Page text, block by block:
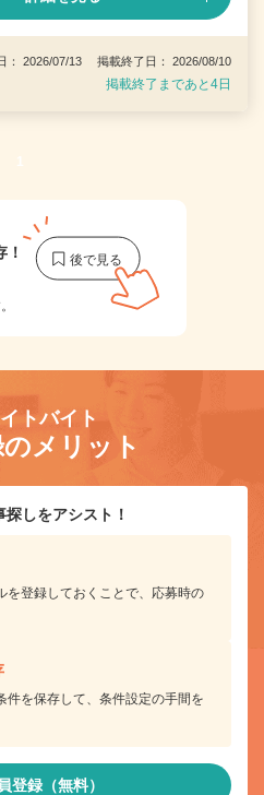
： 2026/07/13 掲載終了日： 2026/08/10
掲載終了まであと4日
1
！
トバイト
メリット
しをアシスト！
を登録しておくことで、応募時の
件を保存して、条件設定の手間を
登録（無料）